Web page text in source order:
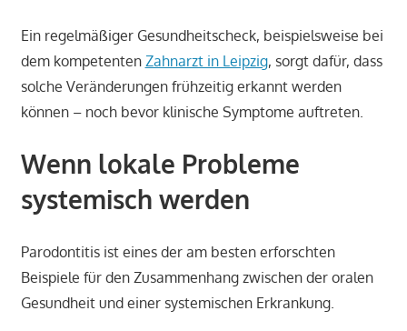
Ein regelmäßiger Gesundheitscheck, beispielsweise bei
dem kompetenten Zahnarzt in Leipzig, sorgt dafür, dass
solche Veränderungen frühzeitig erkannt werden
können – noch bevor klinische Symptome auftreten.
Wenn lokale Probleme
systemisch werden
Parodontitis ist eines der am besten erforschten
Beispiele für den Zusammenhang zwischen der oralen
Gesundheit und einer systemischen Erkrankung.